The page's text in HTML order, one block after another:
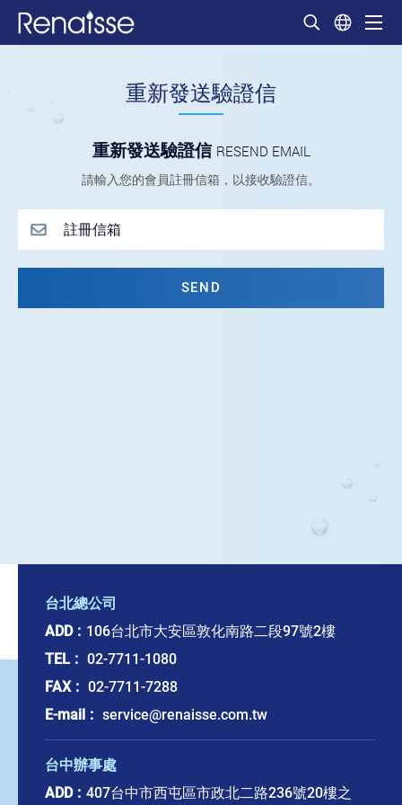
重新發送驗證信
重新發送驗證信 RESEND EMAIL
請輸入您的會員註冊信箱，以接收驗證信。
SEND
台北總公司
ADD
106台北市大安區敦化南路二段97號2樓
TEL
02-7711-1080
FAX
02-7711-7288
E-mail
service@renaisse.com.tw
台中辦事處
ADD
407台中市西屯區市政北二路236號20樓之